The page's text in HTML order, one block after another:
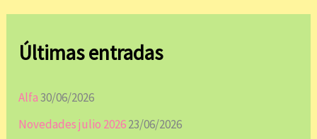
Últimas entradas
Alfa30/06/2026
Novedades julio 202623/06/2026